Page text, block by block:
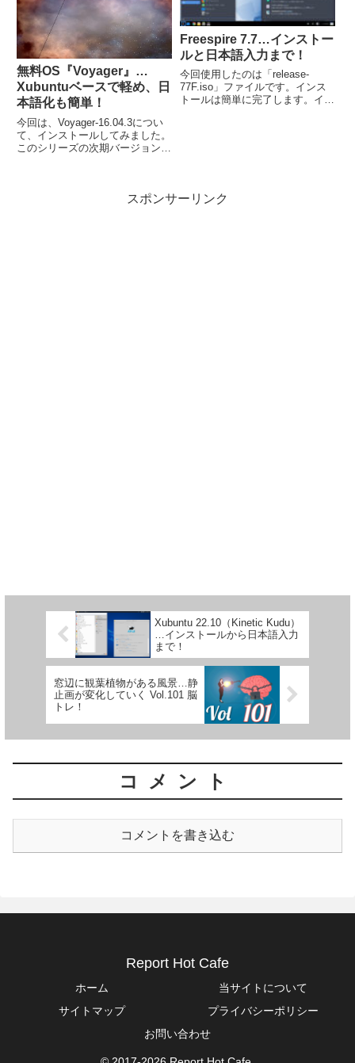
無料OS『Voyager』…
Xubuntuベースで軽め、日
本語化も簡単！
今回は、Voyager-16.04.3につい
て、インストールしてみました。
このシリーズの次期バージョンは
トールしてみて感じたことは、...
Freespire 7.7…インストー
ルと日本語入力まで！
今回使用したのは「release-
77F.iso」ファイルです。インス
トールは簡単に完了します。イン
スポンサーリンク
Xubuntu 22.10（Kinetic Kudu）
…インストールから日本語入力
まで！
窓辺に観葉植物がある風景…静
止画が変化していく Vol.101 脳
トレ！
コメント
コメントを書き込む
Report Hot Cafe
ホーム
当サイトについて
サイトマップ
プライバシーポリシー
お問い合わせ